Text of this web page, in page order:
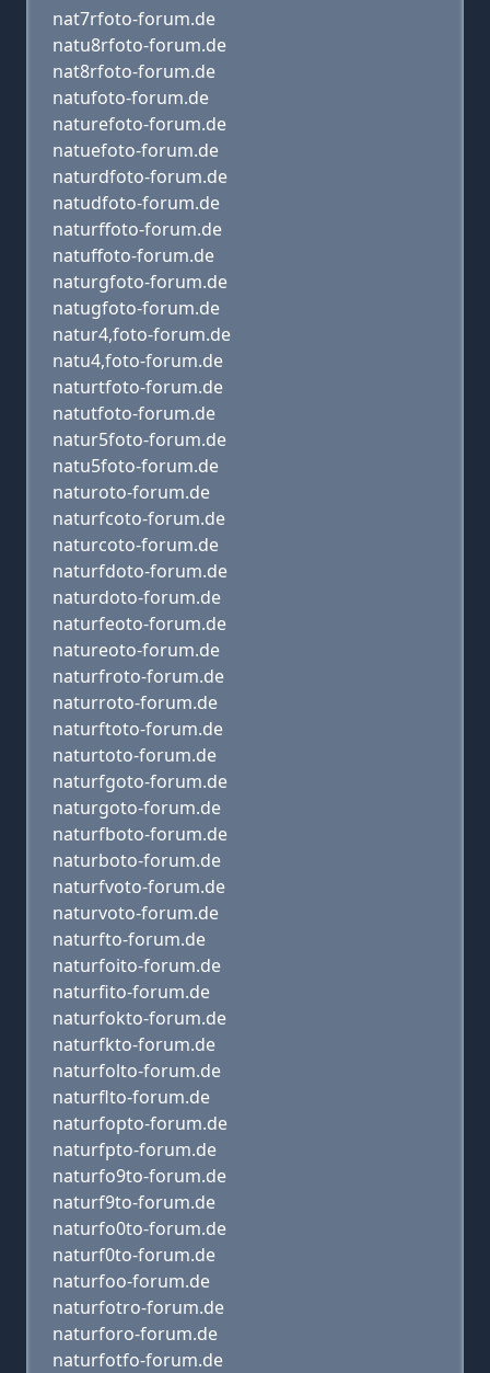
nat7rfoto-forum.de
natu8rfoto-forum.de
nat8rfoto-forum.de
natufoto-forum.de
naturefoto-forum.de
natuefoto-forum.de
naturdfoto-forum.de
natudfoto-forum.de
naturffoto-forum.de
natuffoto-forum.de
naturgfoto-forum.de
natugfoto-forum.de
natur4,foto-forum.de
natu4,foto-forum.de
naturtfoto-forum.de
natutfoto-forum.de
natur5foto-forum.de
natu5foto-forum.de
naturoto-forum.de
naturfcoto-forum.de
naturcoto-forum.de
naturfdoto-forum.de
naturdoto-forum.de
naturfeoto-forum.de
natureoto-forum.de
naturfroto-forum.de
naturroto-forum.de
naturftoto-forum.de
naturtoto-forum.de
naturfgoto-forum.de
naturgoto-forum.de
naturfboto-forum.de
naturboto-forum.de
naturfvoto-forum.de
naturvoto-forum.de
naturfto-forum.de
naturfoito-forum.de
naturfito-forum.de
naturfokto-forum.de
naturfkto-forum.de
naturfolto-forum.de
naturflto-forum.de
naturfopto-forum.de
naturfpto-forum.de
naturfo9to-forum.de
naturf9to-forum.de
naturfo0to-forum.de
naturf0to-forum.de
naturfoo-forum.de
naturfotro-forum.de
naturforo-forum.de
naturfotfo-forum.de